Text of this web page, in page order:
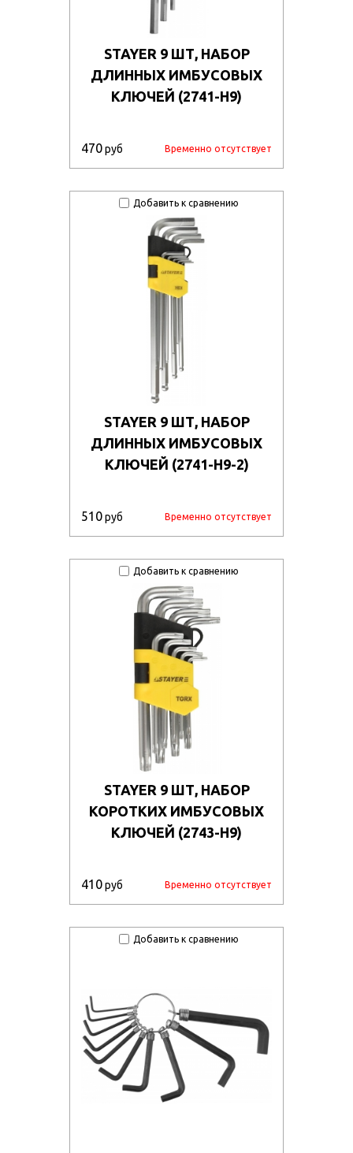
STAYER 9 ШТ, НАБОР
ДЛИННЫХ ИМБУСОВЫХ
КЛЮЧЕЙ (2741-H9)
470руб Временно отсутствует
Добавить к сравнению
STAYER 9 ШТ, НАБОР
ДЛИННЫХ ИМБУСОВЫХ
КЛЮЧЕЙ (2741-H9-2)
510руб Временно отсутствует
Добавить к сравнению
STAYER 9 ШТ, НАБОР
КОРОТКИХ ИМБУСОВЫХ
КЛЮЧЕЙ (2743-H9)
410руб Временно отсутствует
Добавить к сравнению